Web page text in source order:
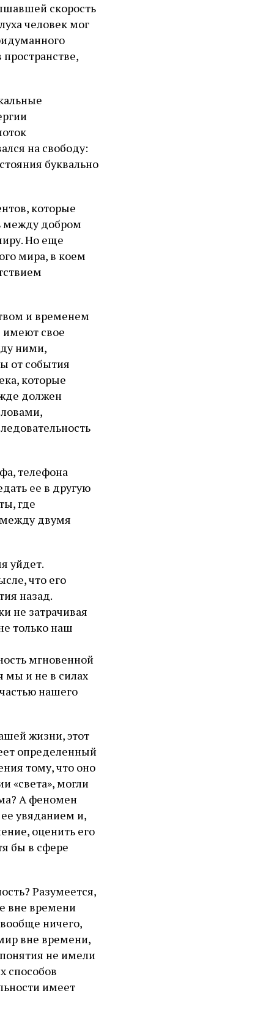
скорость
человек мог
на свободу:
буквально
которые
между добром
Но еще
мира, в коем
и временем
имеют свое
ними,
от события
которые
должен
телефона
ее в другую
где
между двумя
уйдет.
что его
назад.
не затрачивая
только наш
мгновенной
мы и не в силах
нашего
жизни, этот
определенный
тому, что оно
«света», могли
А феномен
увяданием и,
оценить его
бы в сфере
Разумеется,
вне времени
ничего,
вне времени,
не имели
способов
имеет